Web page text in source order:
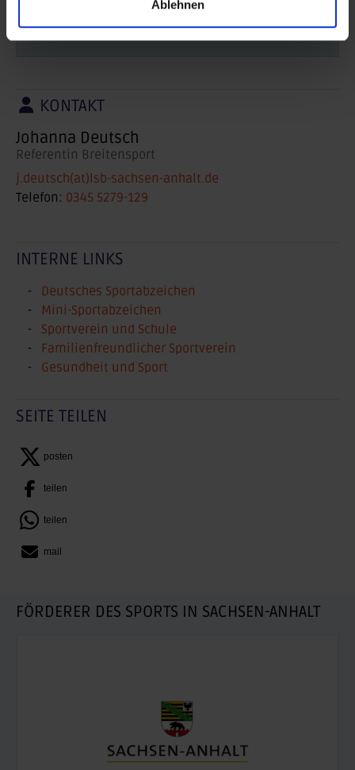
Ablehnen
KONTAKT
Johanna Deutsch
Referentin Breitensport
j.deutsch(at)lsb-sachsen-anhalt.de
Telefon: 0345 5279-129
INTERNE LINKS
Deutsches Sportabzeichen
Mini-Sportabzeichen
Sportverein und Schule
Familienfreundlicher Sportverein
Gesundheit und Sport
SEITE TEILEN
posten
teilen
teilen
mail
FÖRDERER DES SPORTS IN SACHSEN-ANHALT